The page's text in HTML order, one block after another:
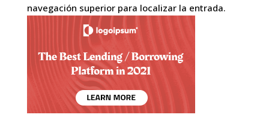
navegación superior para localizar la entrada.